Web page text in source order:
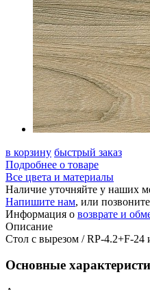
в корзину быстрый заказ
Подробнее о товаре
Все цвета и материалы
Наличие уточняйте у наших
Напишите нам, или позвоните
Информация о возврате и
Описание
Стол с вырезом / RP-4.2+F-24
Основные